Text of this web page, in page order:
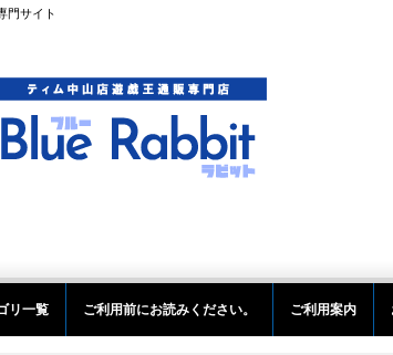
サイト
リ一覧 ご利用前にお読みください。 ご利用案内